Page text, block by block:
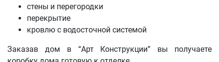
стены и перегородки
перекрытие
кровлю с водосточной системой
Заказав дом в “Арт Конструкции” вы получаете